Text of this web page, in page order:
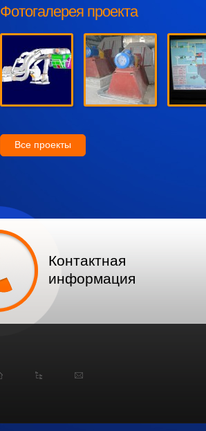
Фотогалерея проекта
Все проекты
Контактная
информация